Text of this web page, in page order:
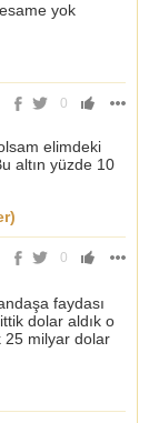
yok
0
elimdeki
altın yüzde 10
0
faydası
dolar aldık o
25 milyar dolar